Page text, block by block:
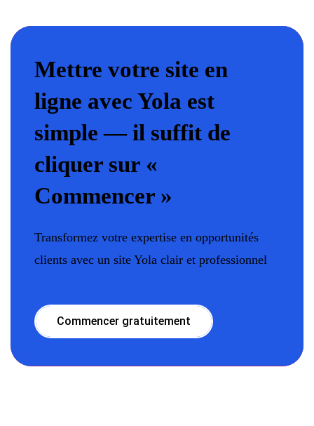
Mettre votre site en
ligne avec Yola est
simple — il suffit de
cliquer sur «
Commencer »
Transformez votre expertise en opportunités
clients avec un site Yola clair et professionnel
Commencer gratuitement